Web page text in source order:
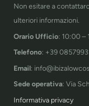
Non esitare a
ulteriori informazioni.
Orario Ufficio: 10:00 –
Telefono: +39
Email:
Sede operativa: Via
Informativa privacy